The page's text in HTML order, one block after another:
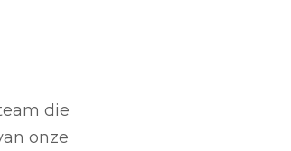
die
onze